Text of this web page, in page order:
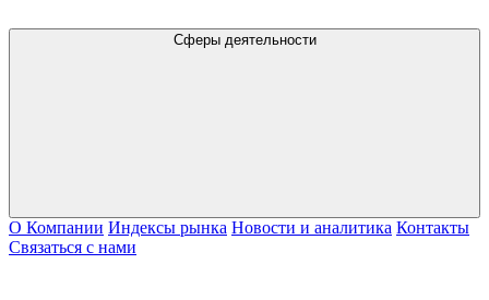
Сферы деятельности
О Компании Индексы рынка Новости и аналитика Контакты
Связаться с нами